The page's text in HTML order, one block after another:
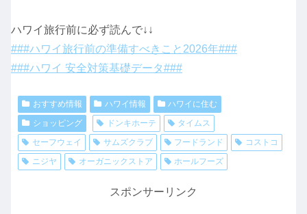
ハワイ旅行前に必ず読んで↓↓
###ハワイ旅行前の準備すべきこと2026年###
###ハワイ 安全対策基礎データ###
おすすめ情報 ハワイ情報
ハワイに住む
ショッピング
ドンキホーテ
タイムス
セーフウェイ
サムズクラブ フードランド
コストコ
ニジヤ
オーガニックストア ホールフーズ
スポンサーリンク